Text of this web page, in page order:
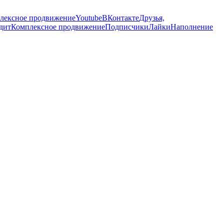
продвижениеYoutubeВКонтактеДрузья,
Комплексное продвижениеПодписчикиЛайкиНаполнение